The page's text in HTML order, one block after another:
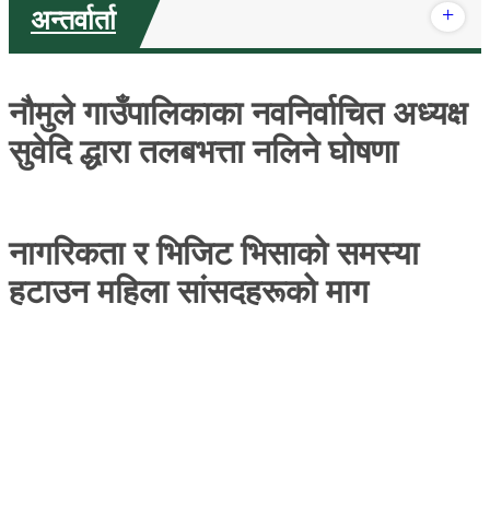
अन्तर्वार्ता +
नौमुले गाउँपालिकाका नवनिर्वाचित अध्यक्ष
सुवेदि द्धारा तलबभत्ता नलिने घोषणा
नागरिकता र भिजिट भिसाको समस्या
हटाउन महिला सांसदहरूको माग